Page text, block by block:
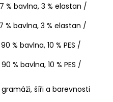
bavlna, 3 % elastan /
bavlna, 3 % elastan /
% bavlna, 10 % PES /
% bavlna, 10 % PES /
šíři a barevnosti